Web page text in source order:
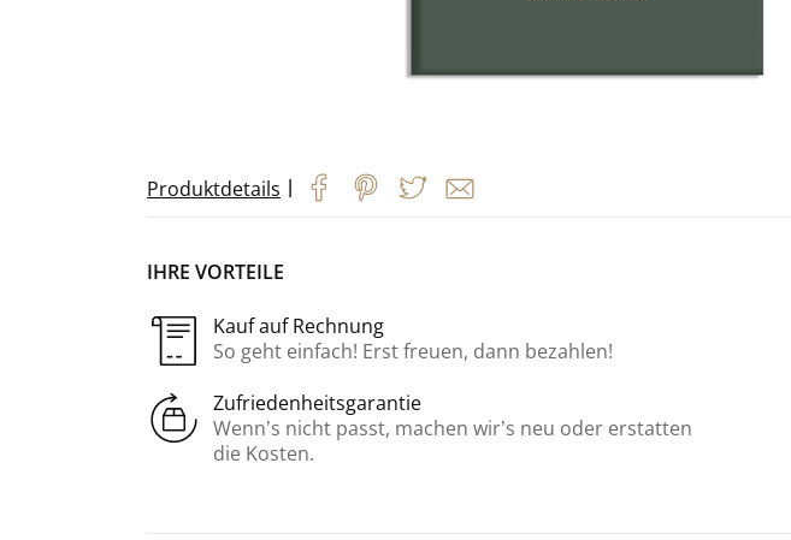
Produktdetails |
IHRE VORTEILE
Kauf auf Rechnung
So geht einfach! Erst freuen, dann bezahlen!
Zufriedenheitsgarantie
Wenn’s nicht passt, machen wir’s neu oder erstatten
die Kosten.